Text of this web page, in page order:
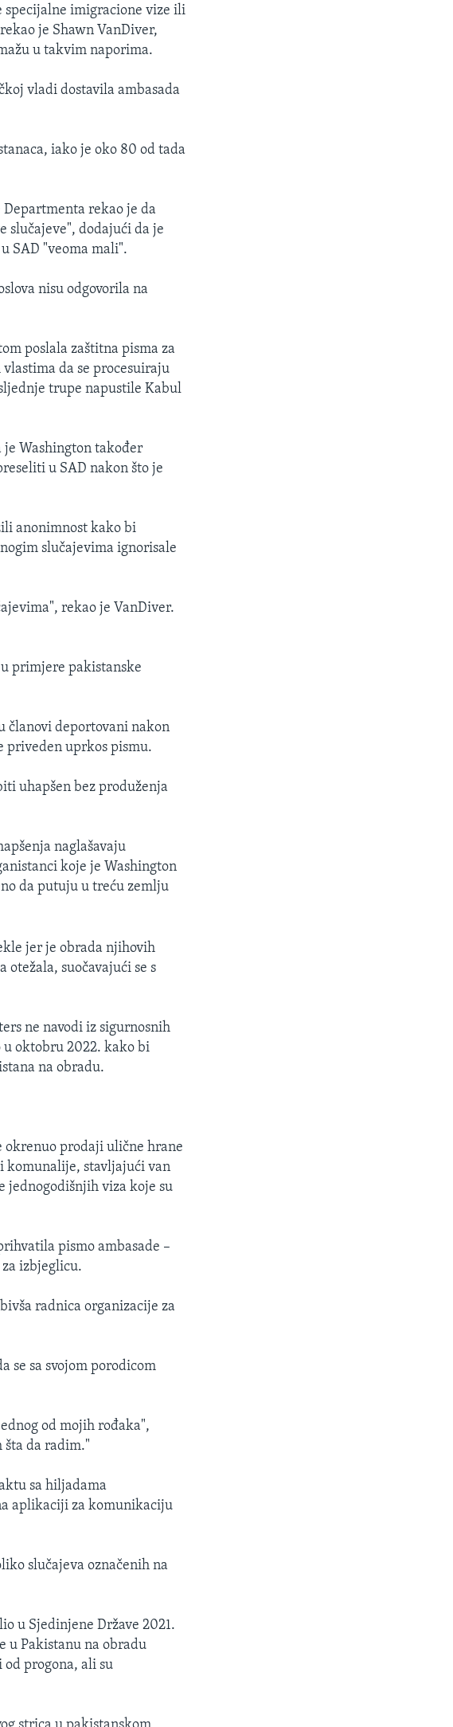
specijalne imigracione vize ili
je Shawn VanDiver,
u takvim naporima.
vladi dostavila ambasada
iako je oko 80 od tada
rekao je da
slučajeve", dodajući da je
SAD "veoma mali".
nisu odgovorila na
poslala zaštitna pisma za
da se procesuiraju
trupe napustile Kabul
je Washington također
u SAD nakon što je
anonimnost kako bi
slučajevima ignorisale
rekao je VanDiver.
primjere pakistanske
članovi deportovani nakon
priveden uprkos pismu.
uhapšen bez produženja
naglašavaju
koje je Washington
da putuju u treću zemlju
jer je obrada njihovih
suočavajući se s
ne navodi iz sigurnosnih
u oktobru 2022. kako bi
na obradu.
okrenuo prodaji ulične hrane
komunalije, stavljajući van
jednogodišnjih viza koje su
pismo ambasade –
izbjeglicu.
radnica organizacije za
se sa svojom porodicom
od mojih rođaka",
šta da radim."
sa hiljadama
aplikaciji za komunikaciju
slučajeva označenih na
u Sjedinjene Države 2021.
u Pakistanu na obradu
od progona, ali su